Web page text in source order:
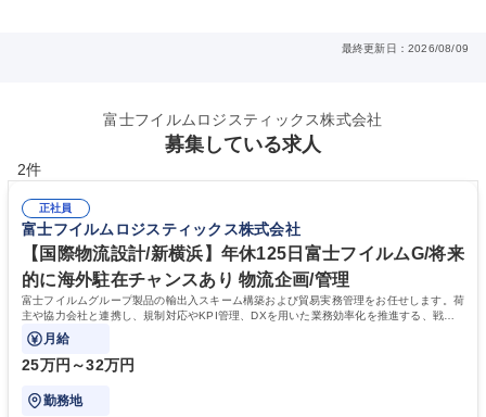
最終更新日：2026/08/09
富士フイルムロジスティックス株式会社
募集している求人
2件
正社員
富士フイルムロジスティックス株式会社
【国際物流設計/新横浜】年休125日富士フイルムG/将来
的に海外駐在チャンスあり 物流企画/管理
富士フイルムグループ製品の輸出入スキーム構築および貿易実務管理をお任せします。荷
主や協力会社と連携し、規制対応やKPI管理、DXを用いた業務効率化を推進する、戦略
的な「物流設計・管理」のポジションです。
月給
25万円～32万円
勤務地